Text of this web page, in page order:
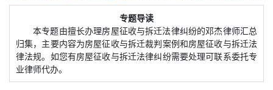
专题导读
本专题由擅长办理房屋征收与拆迁法律纠纷的邓杰律师汇总
归集，主要内容为房屋征收与拆迁裁判案例和房屋征收与拆迁法
律法规。如您有房屋征收与拆迁法律纠纷需要处理可联系委托专
业律师代办。